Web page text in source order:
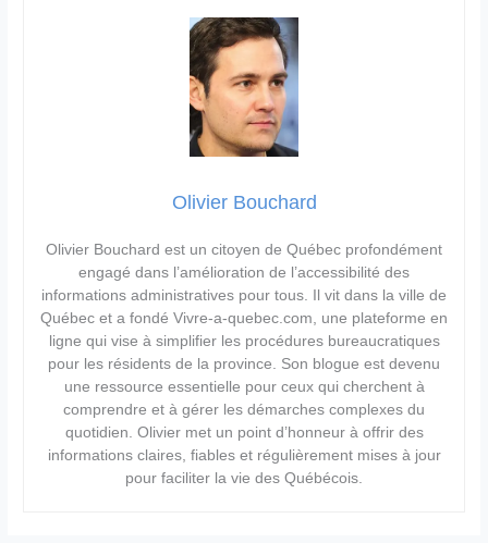
Olivier Bouchard
Olivier Bouchard est un citoyen de Québec profondément
engagé dans l’amélioration de l’accessibilité des
informations administratives pour tous. Il vit dans la ville de
Québec et a fondé Vivre-a-quebec.com, une plateforme en
ligne qui vise à simplifier les procédures bureaucratiques
pour les résidents de la province. Son blogue est devenu
une ressource essentielle pour ceux qui cherchent à
comprendre et à gérer les démarches complexes du
quotidien. Olivier met un point d’honneur à offrir des
informations claires, fiables et régulièrement mises à jour
pour faciliter la vie des Québécois.